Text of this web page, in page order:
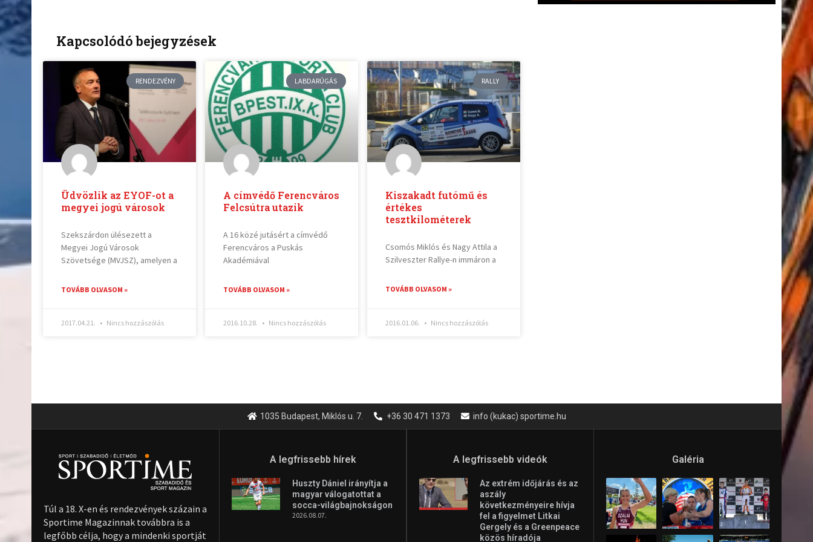
Kapcsolódó bejegyzések
RENDEZVÉNY
Üdvözlik az EYOF-ot a
megyei jogú városok
Szekszárdon ülésezett a
Megyei Jogú Városok
Szövetsége (MVJSZ), amelyen a
TOVÁBB OLVASOM »
2017.04.21. Nincs hozzászólás
LABDARÚGÁS
A címvédő Ferencváros
Felcsútra utazik
A 16 közé jutásért a címvédő
Ferencváros a Puskás
Akadémiával
TOVÁBB OLVASOM »
2016.10.28. Nincs hozzászólás
RALLY
Kiszakadt futómű és
értékes
tesztkilométerek
Csomós Miklós és Nagy Attila a
Szilveszter Rallye-n immáron a
TOVÁBB OLVASOM »
2016.01.06. Nincs hozzászólás
1035 Budapest, Miklós u. 7. +36 30 471 1373 info (kukac) sportime.hu
Túl a 18. X-en és rendezvények százain a
Sportime Magazinnak továbbra is a
legfőbb célja, hogy a mindenki sportját
A legfrissebb hírek
Huszty Dániel irányítja a
magyar válogatottat a
socca-világbajnokságon
2026.08.07.
A legfrissebb videók
Az extrém időjárás és az
aszály
következményeire hívja
fel a figyelmet Litkai
Gergely és a Greenpeace
közös híradója
Galéria